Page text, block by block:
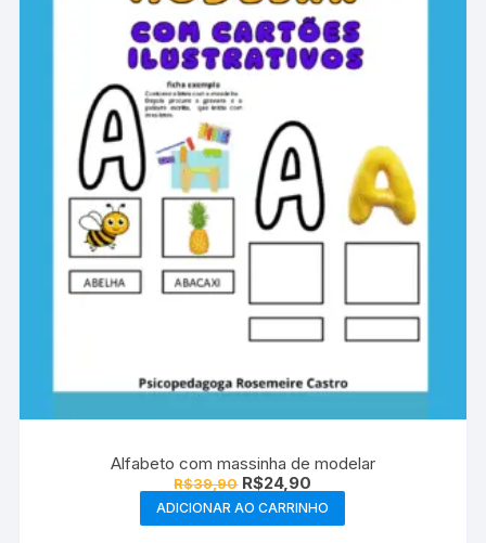
Alfabeto com massinha de modelar
R$39,90 O
preço
original
era:
R$24,90
preço
atual
é:
ADICIONAR AO CARRINHO